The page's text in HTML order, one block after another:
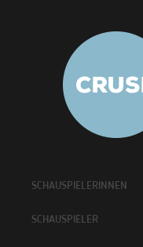
SCHAUSPIELERINNEN
SCHAUSPIELER